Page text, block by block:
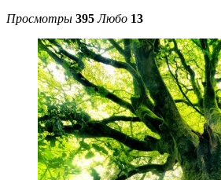
Просмотры 395 Любо 13